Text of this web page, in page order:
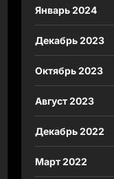
Январь 2024
Декабрь 2023
Октябрь 2023
Август 2023
Декабрь 2022
Март 2022